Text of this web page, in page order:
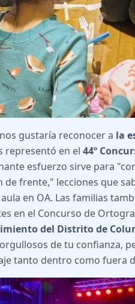
gustaría reconocer a la
representó en el 44º
esfuerzo sirve para
de frente," lecciones que
en OA. Las familias
en el Concurso de
del Distrito de
de tu confianza,
tanto dentro como fuera